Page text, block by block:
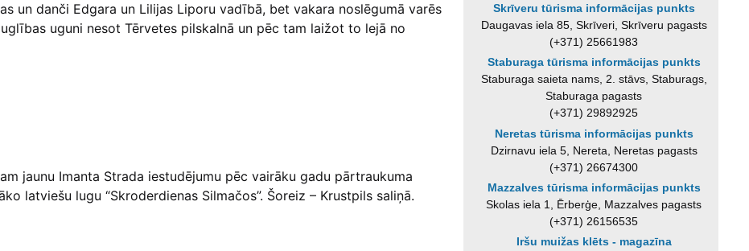
un danči Edgara un Lilijas Liporu vadībā, bet vakara noslēgumā varēs
uguni nesot Tērvetes pilskalnā un pēc tam laižot to lejā no
jaunu Imanta Strada iestudējumu pēc vairāku gadu pārtraukuma
latviešu lugu “Skroderdienas Silmačos”. Šoreiz – Krustpils saliņā.
Skrīveru tūrisma informācijas punkts
Daugavas iela 85, Skrīveri, Skrīveru pagasts
(+371) 25661983
Staburaga tūrisma informācijas punkts
Staburaga saieta nams, 2. stāvs, Staburags,
Staburaga pagasts
(+371) 29892925
Neretas tūrisma informācijas punkts
Dzirnavu iela 5, Nereta, Neretas pagasts
(+371) 26674300
Mazzalves tūrisma informācijas punkts
Skolas iela 1, Ērberģe, Mazzalves pagasts
(+371) 26156535
Iršu muižas klēts - magazīna